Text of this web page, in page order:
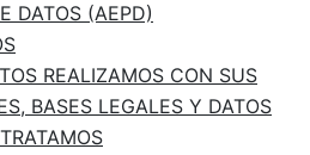
DATOS (AEPD)
REALIZAMOS CON SUS
BASES LEGALES Y DATOS